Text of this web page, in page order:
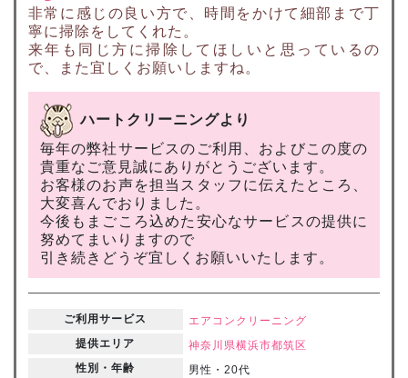
非常に感じの良い方で、時間をかけて細部まで丁
寧に掃除をしてくれた。
来年も同じ方に掃除してほしいと思っているの
で、また宜しくお願いしますね。
ハートクリーニングより
毎年の弊社サービスのご利用、およびこの度の
貴重なご意見誠にありがとうございます。
お客様のお声を担当スタッフに伝えたところ、
大変喜んでおりました。
今後もまごころ込めた安心なサービスの提供に
努めてまいりますので
引き続きどうぞ宜しくお願いいたします。
ご利用サービス
エアコンクリーニング
提供エリア
神奈川県横浜市都筑区
性別・年齢
男性・20代